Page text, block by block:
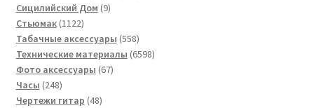
Сицилийский Дом 99
Стьюмак 11221122
товара
Табачные аксессуары 558558
товаров
Технические материалы 65986598
Фото аксессуары 6767
Часы 248248
товаров
Чертежи гитар 4848